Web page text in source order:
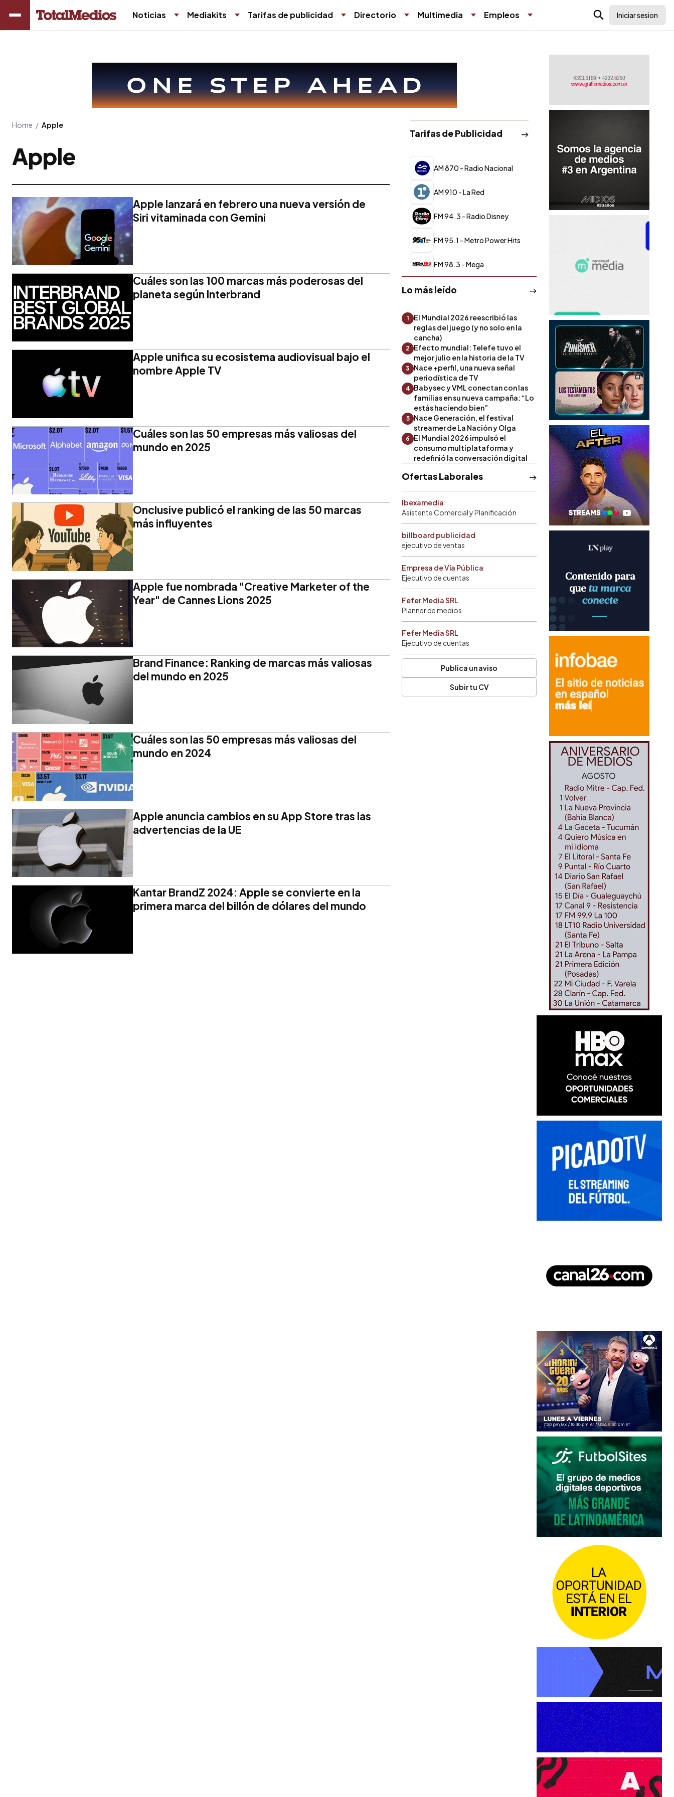
Noticias Mediakits Tarifas de publicidad Directorio Multimedia Empleos Iniciar sesion
Home / Apple
Apple
Apple lanzará en febrero una nueva versión de
Siri vitaminada con Gemini
Cuáles son las 100 marcas más poderosas del
planeta según Interbrand
Apple unifica su ecosistema audiovisual bajo el
nombre Apple TV
Cuáles son las 50 empresas más valiosas del
mundo en 2025
Onclusive publicó el ranking de las 50 marcas
más influyentes
Apple fue nombrada "Creative Marketer of the
Year" de Cannes Lions 2025
Brand Finance: Ranking de marcas más valiosas
del mundo en 2025
Cuáles son las 50 empresas más valiosas del
mundo en 2024
Apple anuncia cambios en su App Store tras las
advertencias de la UE
Kantar BrandZ 2024: Apple se convierte en la
primera marca del billón de dólares del mundo
Tarifas de Publicidad
AM 870 - Radio Nacional
AM 910 - La Red
FM 94.3 - Radio Disney
FM 95.1 - Metro Power Hits
FM 98.3 - Mega
Lo más leído
1
El Mundial 2026 reescribió las
reglas del juego (y no solo en la
cancha)
2
Efecto mundial: Telefe tuvo el
mejor julio en la historia de la TV
3
Nace +perfil, una nueva señal
periodística de TV
4 Babysec y VML conectan con las
familias en su nueva campaña: “Lo
estás haciendo bien”
5
Nace Generación, el festival
streamer de La Nación y Olga
6
El Mundial 2026 impulsó el
consumo multiplataforma y
redefinió la conversación digital
Ofertas Laborales
Ibexamedia
Asistente Comercial y Planificación
billboard publicidad
ejecutivo de ventas
Empresa de Vía Pública
Ejecutivo de cuentas
Fefer Media SRL
Planner de medios
Fefer Media SRL
Ejecutivo de cuentas
Publica un aviso
Subir tu CV